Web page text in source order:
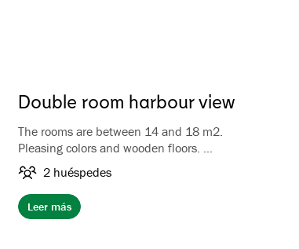
Double room harbour view
The rooms are between 14 and 18 m2.
Pleasing colors and wooden floors.
Private bathroom and shower, free WiFi in all rooms.
View towards the harbor and/or sea.
2 huéspedes
Leer más